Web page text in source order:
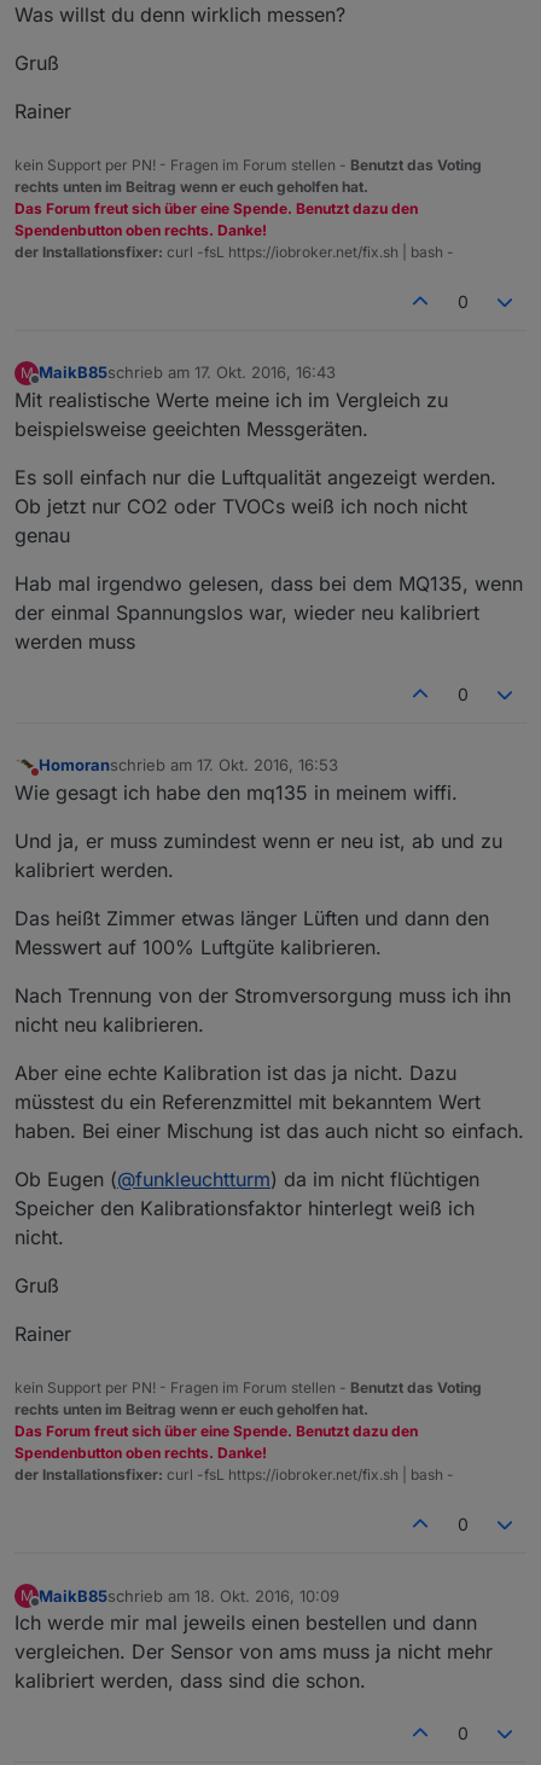
Was willst du denn wirklich messen?
Gruß
Rainer
kein Support per PN! - Fragen im Forum stellen - Benutzt das Voting
rechts unten im Beitrag wenn er euch geholfen hat.
Das Forum freut sich über eine Spende. Benutzt dazu den
Spendenbutton oben rechts. Danke!
der Installationsfixer: curl -fsL https://iobroker.net/fix.sh | bash -
0
M
Offline
MaikB85schrieb am 17. Okt. 2016, 16:43
zuletzt editiert von
Mit realistische Werte meine ich im Vergleich zu
beispielsweise geeichten Messgeräten.
Es soll einfach nur die Luftqualität angezeigt werden.
Ob jetzt nur CO2 oder TVOCs weiß ich noch nicht
genau
Hab mal irgendwo gelesen, dass bei dem MQ135, wenn
der einmal Spannungslos war, wieder neu kalibriert
werden muss
0
Nicht stören
Homoranschrieb am 17. Okt. 2016, 16:53
zuletzt editiert von
Wie gesagt ich habe den mq135 in meinem wiffi.
Und ja, er muss zumindest wenn er neu ist, ab und zu
kalibriert werden.
Das heißt Zimmer etwas länger Lüften und dann den
Messwert auf 100% Luftgüte kalibrieren.
Nach Trennung von der Stromversorgung muss ich ihn
nicht neu kalibrieren.
Aber eine echte Kalibration ist das ja nicht. Dazu
müsstest du ein Referenzmittel mit bekanntem Wert
haben. Bei einer Mischung ist das auch nicht so einfach.
Ob Eugen (@funkleuchtturm) da im nicht flüchtigen
Speicher den Kalibrationsfaktor hinterlegt weiß ich
nicht.
Gruß
Rainer
kein Support per PN! - Fragen im Forum stellen - Benutzt das Voting
rechts unten im Beitrag wenn er euch geholfen hat.
Das Forum freut sich über eine Spende. Benutzt dazu den
Spendenbutton oben rechts. Danke!
der Installationsfixer: curl -fsL https://iobroker.net/fix.sh | bash -
0
M MaikB85schrieb am 18. Okt. 2016, 10:09
zuletzt editiert von
Ich werde mir mal jeweils einen bestellen und dann
vergleichen. Der Sensor von ams muss ja nicht mehr
kalibriert werden, dass sind die schon.
0